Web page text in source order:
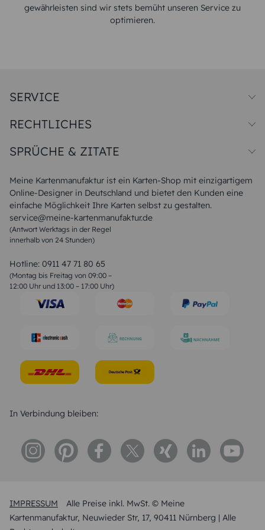
gewährleisten sind wir stets bemüht unseren Service zu
optimieren.
Meine Kartenmanufaktur ist ein Karten-Shop mit einzigartigem
Online-Designer in Deutschland und bietet den Kunden eine
einfache Möglichkeit Ihre Karten selbst zu gestalten.
service@meine-kartenmanufaktur.de
(Antwort Werktags in der Regel
innerhalb von 24 Stunden)
Hotline: 0911 47 71 80 65
(Montag bis Freitag von 09:00 –
12:00 Uhr und 13:00 – 17:00 Uhr)
SERVICE
Papiersorten
Unsere Produktion
Magazin
FAQ
RECHTLICHES
Widerrufsbelehrung
SPRÜCHE & ZITATE
Liebeskummer Sprüche
Sommer Sprüche
Muttertagssprüche
Sprüche zur Hochzeit
Sprüche zur Konfirmation & Kommunion
Weihnachtsgedichte
Liebessprüche
Geburtstagssprüche
Trauersprüche
Konfirmation Glückwünsche
IMPRESSUM
Alle Preise inkl. MwSt. © Meine
Kartenmanufaktur, Neuwieder Str, 17, 90411 Nürnberg | Alle
In Verbindung bleiben: